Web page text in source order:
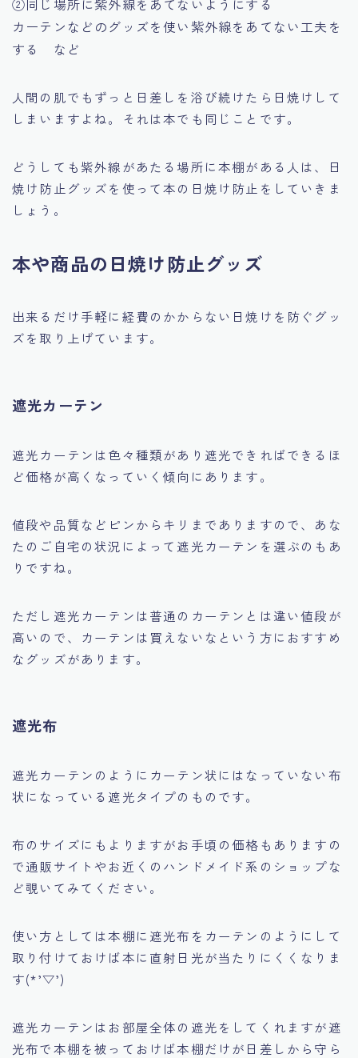
②同じ場所に紫外線をあてないようにする
カーテンなどのグッズを使い紫外線をあてない工夫を
する など
人間の肌でもずっと日差しを浴び続けたら日焼けして
しまいますよね。それは本でも同じことです。
どうしても紫外線があたる場所に本棚がある人は、日
焼け防止グッズを使って本の日焼け防止をしていきま
しょう。
本や商品の日焼け防止グッズ
出来るだけ手軽に経費のかからない日焼けを防ぐグッ
ズを取り上げています。
遮光カーテン
遮光カーテンは色々種類があり 遮光できればできるほ
ど価格が高くなっていく傾向にあります。
値段や品質などピンからキリまでありますので、 あな
たのご自宅の状況によって遮光カーテンを選ぶのもあ
りですね。
ただし遮光カーテンは普通のカーテンとは違い値段が
高いので、カーテンは買えないなという方におすすめ
なグッズがあります。
遮光布
遮光カーテンのようにカーテン状にはなっていない布
状になっている遮光タイプのものです。
布のサイズにもよりますがお手頃の価格もありますの
で通販サイトやお近くのハンドメイド系のショップな
ど覗いてみてください。
使い方としては本棚に遮光布をカーテンのようにして
取り付けておけば本に直射日光が当たりにくくなりま
す(*’▽’)
遮光カーテンはお部屋全体の遮光をしてくれますが遮
光布で本棚を被っておけば本棚だけが日差しから守ら